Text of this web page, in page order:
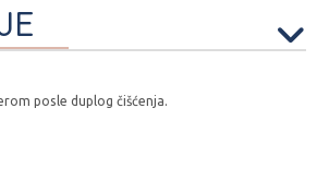
posle duplog čišćenja.